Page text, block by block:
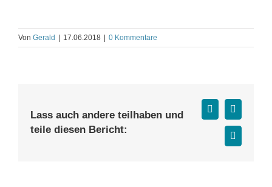
Von Gerald | 17.06.2018 | 0 Kommentare
Lass auch andere teilhaben und
teile diesen Bericht:
Facebook
X
E-
Mail